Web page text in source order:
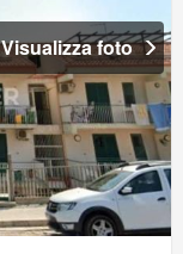
Visualizza foto